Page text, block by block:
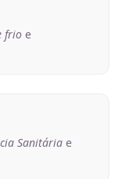
frio e
Sanitária e